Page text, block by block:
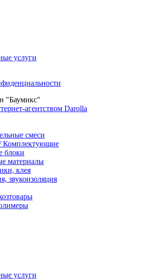
услуги
"Баумикс"
агентством Darolla
смеси
Комплектующие
блоки
материалы
клея
звукоизоляция
услуги